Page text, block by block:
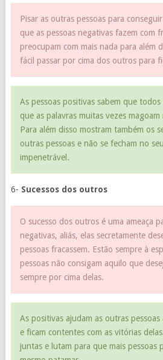
Pisar as outras pessoas para
que as pessoas negativas fazem com
preocupam com mais nada para além
fácil passar por cima dos outros para
As pessoas positivas sabem que
que as palavras muitas vezes magoam
Para além disso mostram também os
outras pessoas e não se fecham no
impenetrável.
6- Sucessos dos outros
O sucesso dos outros é uma ameaça
negativas, aliás, elas secretamente
pessoas fracassem. Estão sempre à
pessoas não consigam aquilo que
sempre por cima delas.
As positivas ajudam as outras
e ficam contentes com as vitórias
juntas e lutam para que mais pessoas